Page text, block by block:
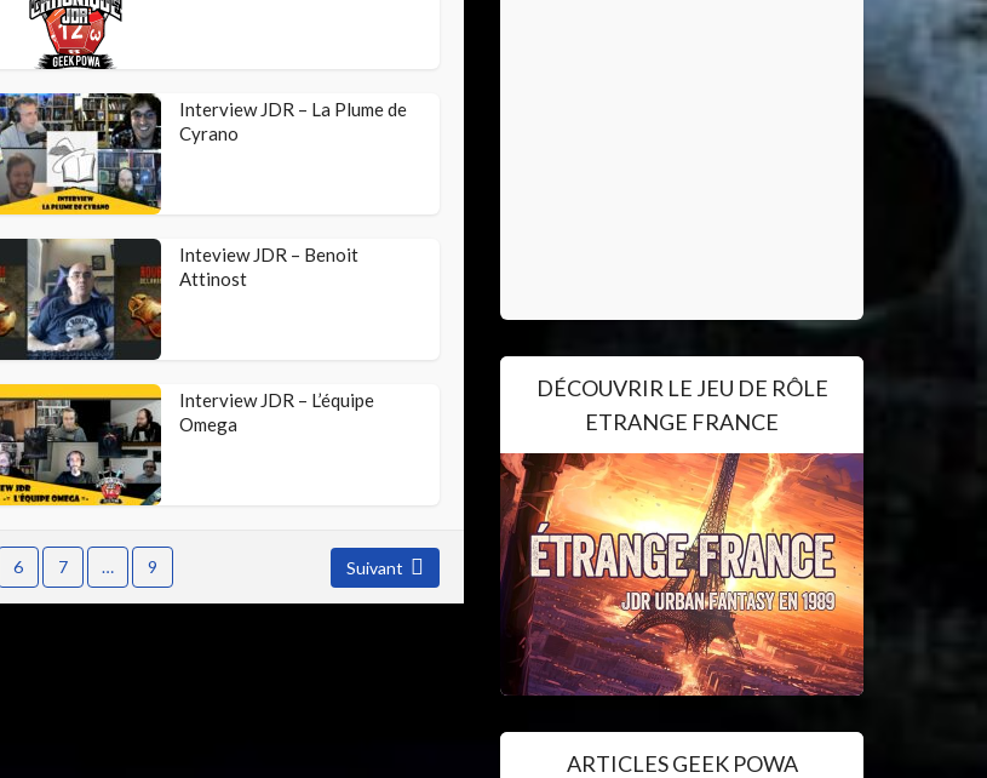
Interview JDR – La Plume de
Cyrano
Inteview JDR – Benoit
Attinost
Interview JDR – L’équipe
Omega
6 7 … 9 Suivant
DÉCOUVRIR LE JEU DE RÔLE
ETRANGE FRANCE
ARTICLES GEEK POWA